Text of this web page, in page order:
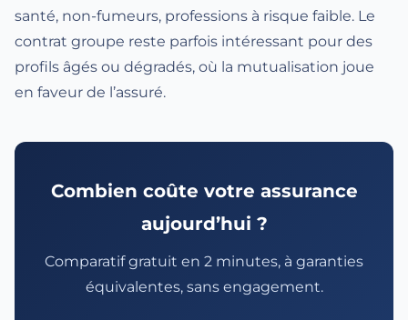
santé, non-fumeurs, professions à risque faible. Le
contrat groupe reste parfois intéressant pour des
profils âgés ou dégradés, où la mutualisation joue
en faveur de l’assuré.
Combien coûte votre assurance
aujourd’hui ?
Comparatif gratuit en 2 minutes, à garanties
équivalentes, sans engagement.